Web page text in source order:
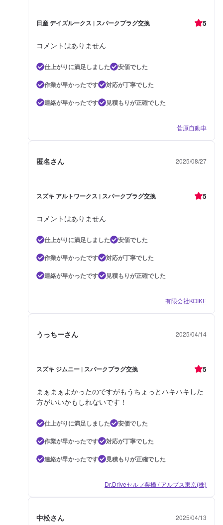
日産 デイズルークス | スパークプラグ交換 5
コメントはありません
仕上がりに満足しました
安価でした
作業が早かったです
対応が丁寧でした
連絡が早かったです
見積もりが正確でした
菅原自動車
匿名さん 2025/08/27
スズキ アルトワークス | スパークプラグ交換 5
コメントはありません
仕上がりに満足しました
安価でした
作業が早かったです
対応が丁寧でした
連絡が早かったです
見積もりが正確でした
有限会社KOIKE
うっちーさん 2025/04/14
スズキ ジムニー | スパークプラグ交換 5
まぁまぁよかったのですがもうちょっとハキハキした
方がいいかもしれないです！
仕上がりに満足しました
安価でした
作業が早かったです
対応が丁寧でした
連絡が早かったです
見積もりが正確でした
Dr.Driveセルフ栗橋 / アルプス東京(株)
中松さん 2025/04/13